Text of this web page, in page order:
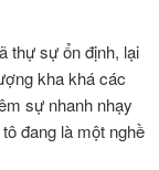
sự ổn định, lại
kha khá các
sự nhanh nhạy
đang là một nghề